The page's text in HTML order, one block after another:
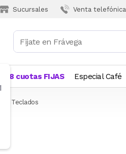
Sucursales Venta telefónica
18 cuotas FIJAS Especial Café
Teclados